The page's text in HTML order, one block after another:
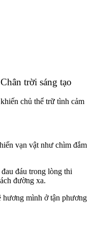
trời sáng tạo
chủ thể trữ tình cảm
vạn vật như chìm đắm
đáu trong lòng thi
đường xa.
mình ở tận phương